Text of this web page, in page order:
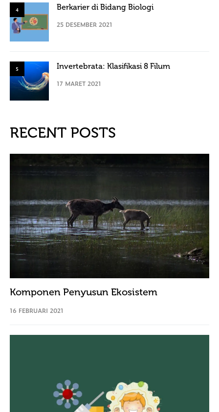
4 Berkarier di Bidang Biologi
25 DESEMBER 2021
5 Invertebrata: Klasifikasi 8 Filum
17 MARET 2021
RECENT POSTS
Komponen Penyusun Ekosistem
16 FEBRUARI 2021